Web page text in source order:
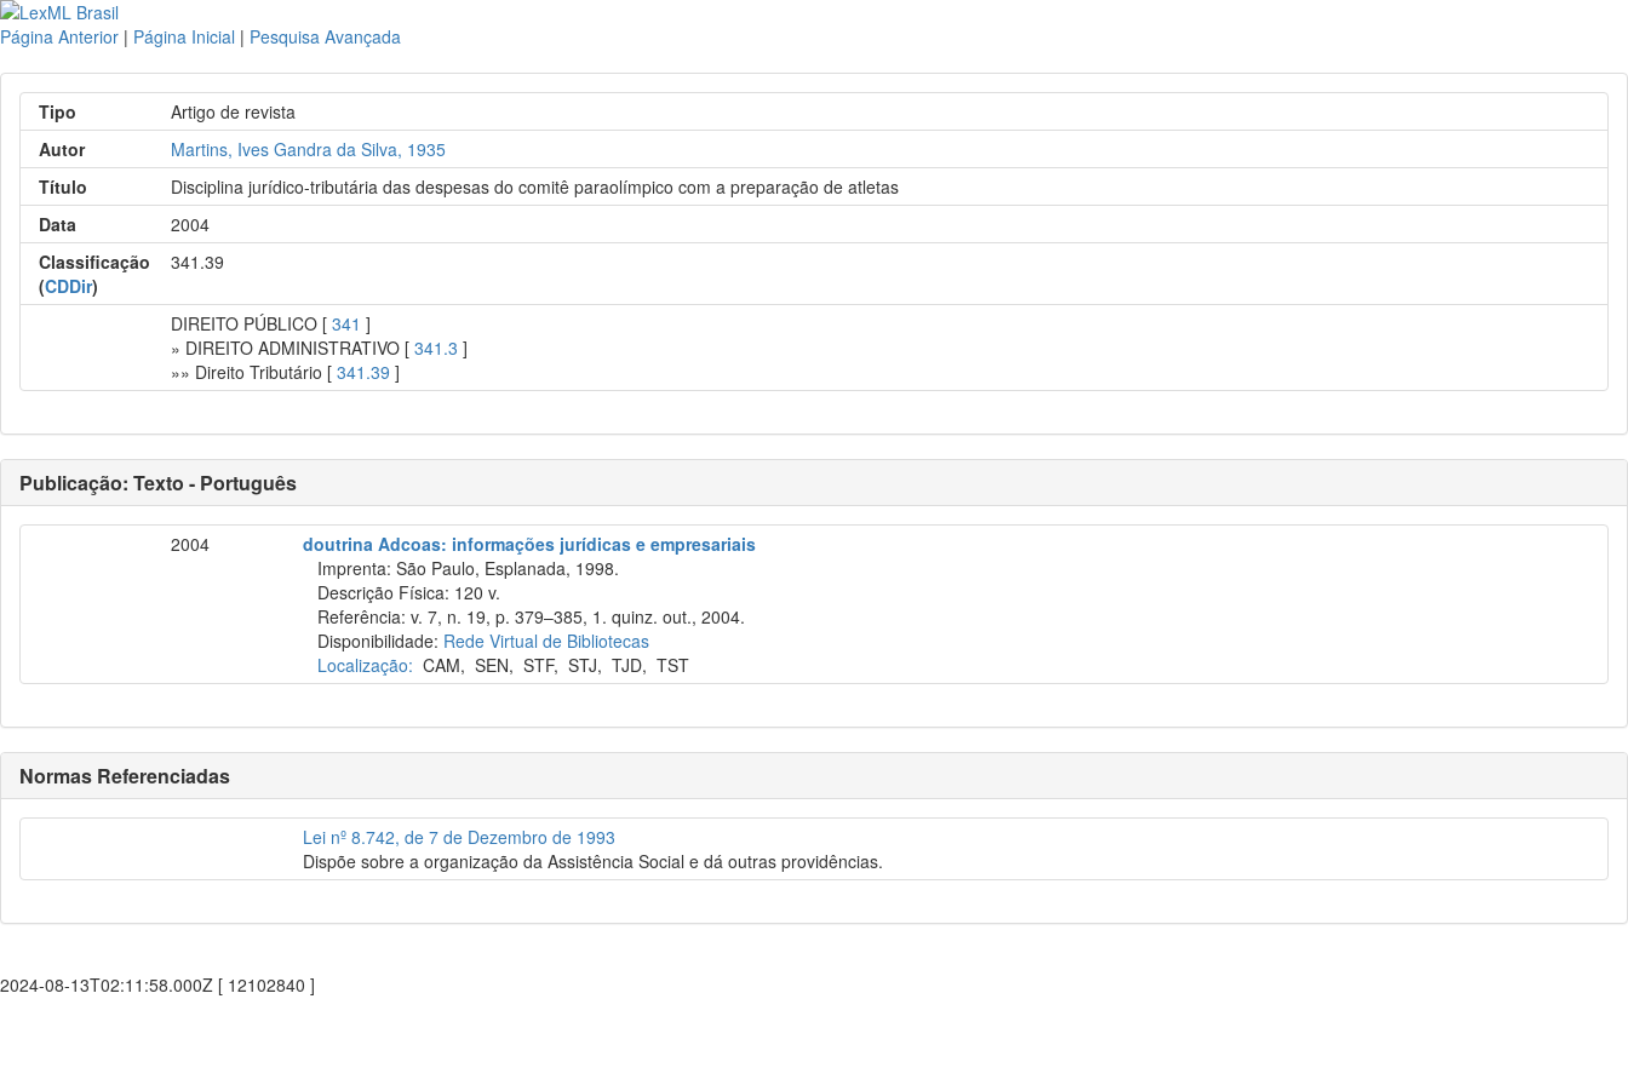
Página Anterior | Página Inicial | Pesquisa Avançada
Tipo
Artigo de revista
Autor
Martins, Ives Gandra da Silva, 1935
Título
Disciplina jurídico-tributária das despesas do comitê paraolímpico com a preparação de atletas
Data
2004
Classificação
(CDDir)
341.39
DIREITO PÚBLICO [341 ]
» DIREITO ADMINISTRATIVO [341.3 ]
»» Direito Tributário [341.39 ]
Publicação: Texto - Português
2004
doutrina Adcoas: informações jurídicas e empresariais
Imprenta: São Paulo, Esplanada, 1998.
Descrição Física: 120 v.
Referência: v. 7, n. 19, p. 379–385, 1. quinz. out., 2004.
Disponibilidade: Rede Virtual de Bibliotecas
Localização: CAM,SEN,STF,STJ,TJD,TST
Normas Referenciadas
Lei nº 8.742, de 7 de Dezembro de 1993
Dispõe sobre a organização da Assistência Social e dá outras providências.
2024-08-13T02:11:58.000Z [ 12102840 ]